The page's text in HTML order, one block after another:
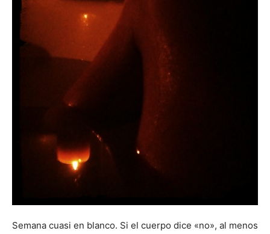
Semana cuasi en blanco. Si el cuerpo dice «no», al menos